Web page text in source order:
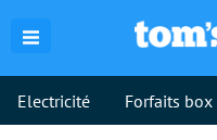
Electricité Forfaits box